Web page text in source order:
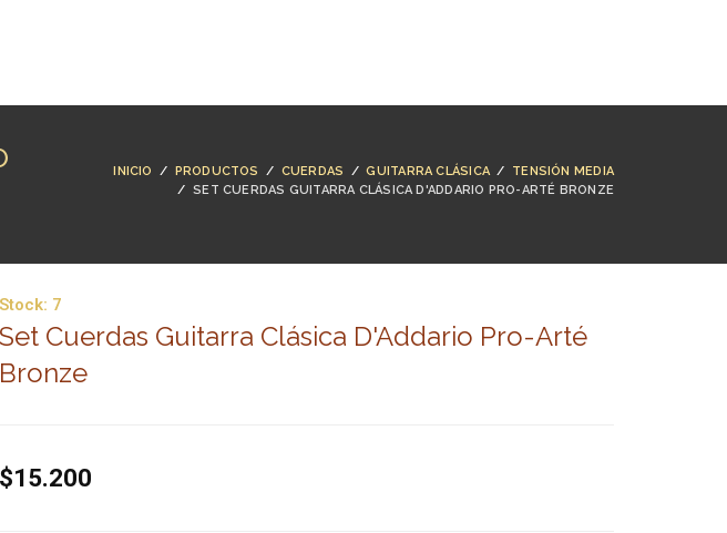
INICIO / PRODUCTOS / CUERDAS /GUITARRA CLÁSICA / TENSIÓN MEDIA
/SET CUERDAS GUITARRA CLÁSICA D'ADDARIO PRO-ARTÉ BRONZE
Stock: 7
Set Cuerdas Guitarra Clásica D'Addario Pro-Arté
Bronze
$15.200